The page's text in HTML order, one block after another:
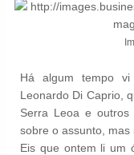
Há algum tempo
Leonardo Di Caprio,
Serra Leoa e
sobre o assunto, mas
Eis que ontem li um